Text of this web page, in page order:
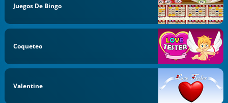
Juegos De Bingo
Coqueteo
Valentine